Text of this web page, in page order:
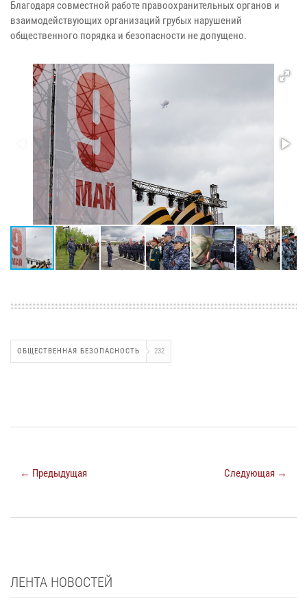
Благодаря совместной работе правоохранительных органов и
взаимодействующих организаций грубых нарушений
общественного порядка и безопасности не допущено.
ОБЩЕСТВЕННАЯ БЕЗОПАСНОСТЬ 232
← Предыдущая Следующая →
ЛЕНТА НОВОСТЕЙ